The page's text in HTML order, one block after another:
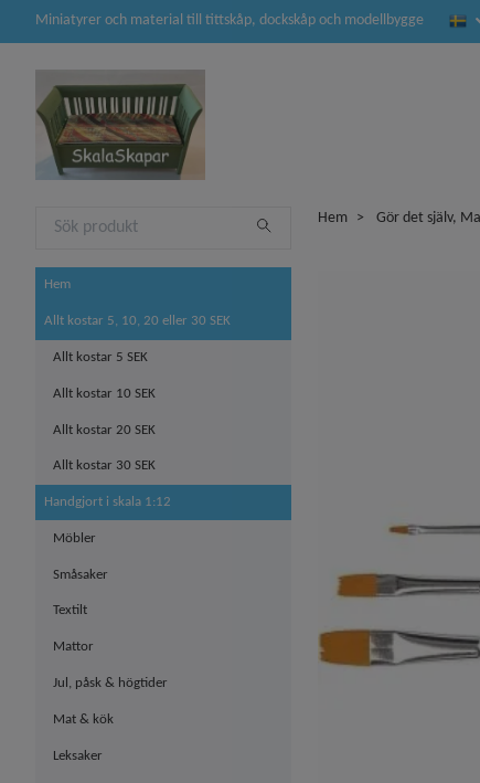
Miniatyrer och material till tittskåp, dockskåp och modellbygge
Hem
Allt kostar 5, 10, 20 eller 30 SEK
Allt kostar 5 SEK
Allt kostar 10 SEK
Allt kostar 20 SEK
Allt kostar 30 SEK
Handgjort i skala 1:12
Möbler
Småsaker
Textilt
Mattor
Jul, påsk & högtider
Mat & kök
Leksaker
Hem Gör det själv,